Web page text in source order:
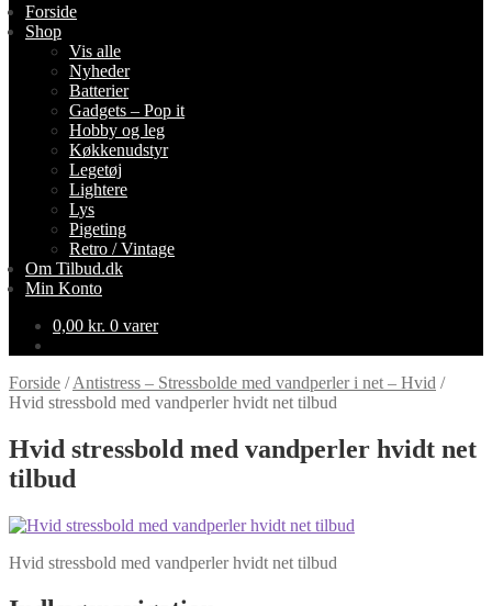
Forside
Shop
Vis alle
Nyheder
Batterier
Gadgets – Pop it
Hobby og leg
Køkkenudstyr
Legetøj
Lightere
Lys
Pigeting
Retro / Vintage
Om Tilbud.dk
Min Konto
0,00 kr. 0 varer
Forside /Antistress – Stressbolde med vandperler i net – Hvid /
Hvid stressbold med vandperler hvidt net tilbud
Hvid stressbold med vandperler hvidt net
tilbud
Hvid stressbold med vandperler hvidt net tilbud